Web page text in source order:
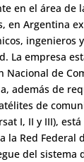
en el área de
en Argentina
ingenieros
La empresa
Nacional de
además de
de
I, II y III),
la Red Federal
del sistema